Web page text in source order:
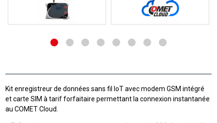
Kit enregistreur de données sans fil IoT avec modem GSM intégré
et carte SIM à tarif forfaitaire permettant la connexion instantanée
au COMET Cloud.